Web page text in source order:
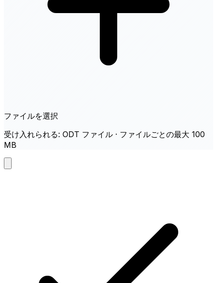
ファイルを選択
受け入れられる: ODT ファイル · ファイルごとの最大 100
MB